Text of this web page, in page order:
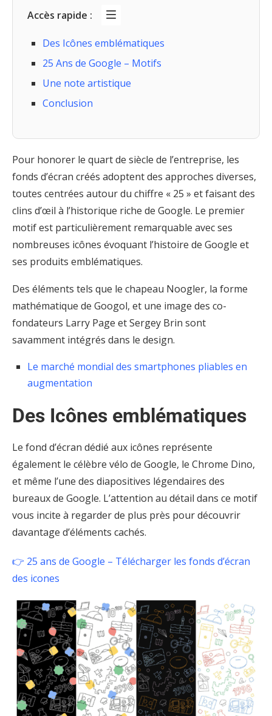
Accès rapide :
Des Icônes emblématiques
25 Ans de Google – Motifs
Une note artistique
Conclusion
Pour honorer le quart de siècle de l’entreprise, les
fonds d’écran créés adoptent des approches diverses,
toutes centrées autour du chiffre « 25 » et faisant des
clins d’œil à l’historique riche de Google. Le premier
motif est particulièrement remarquable avec ses
nombreuses icônes évoquant l’histoire de Google et
ses produits emblématiques.
Des éléments tels que le chapeau Noogler, la forme
mathématique de Googol, et une image des co-
fondateurs Larry Page et Sergey Brin sont
savamment intégrés dans le design.
Le marché mondial des smartphones pliables en
augmentation
Des Icônes emblématiques
Le fond d’écran dédié aux icônes représente
également le célèbre vélo de Google, le Chrome Dino,
et même l’une des diapositives légendaires des
bureaux de Google. L’attention au détail dans ce motif
vous incite à regarder de plus près pour découvrir
davantage d’éléments cachés.
👉 25 ans de Google – Télécharger les fonds d’écran
des icones